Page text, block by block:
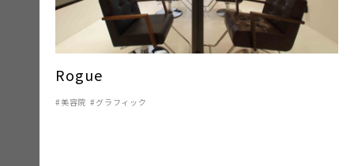
Rogue
美容院 グラフィック